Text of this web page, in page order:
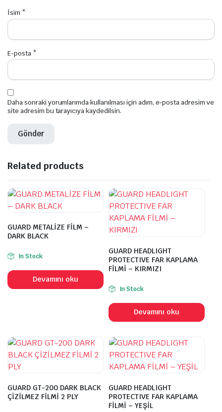
İsim *
E-posta *
Daha sonraki yorumlarımda kullanılması için adım, e-posta adresim ve
site adresim bu tarayıcıya kaydedilsin.
Related products
GUARD METALİZE FİLM –
DARK BLACK
In Stock
Devamını oku
GUARD HEADLIGHT
PROTECTIVE FAR KAPLAMA
FİLMİ – KIRMIZI
In Stock
Devamını oku
GUARD GT-200 DARK BLACK
ÇİZİLMEZ FİLMİ 2 PLY
GUARD HEADLIGHT
PROTECTIVE FAR KAPLAMA
FİLMİ – YEŞİL